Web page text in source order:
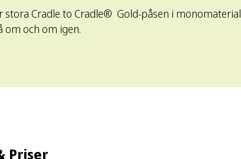
stora Cradle to Cradle® Gold-påsen i monomaterial
om och om igen.
Priser